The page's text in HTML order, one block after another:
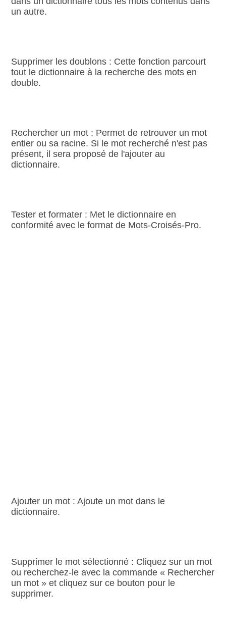
un autre.
Supprimer les doublons : Cette fonction parcourt
tout le dictionnaire à la recherche des mots en
double.
Rechercher un mot : Permet de retrouver un mot
entier ou sa racine. Si le mot recherché n'est pas
présent, il sera proposé de l'ajouter au
dictionnaire.
Tester et formater : Met le dictionnaire en
conformité avec le format de Mots‑Croisés‑Pro.
Ajouter un mot : Ajoute un mot dans le
dictionnaire.
Supprimer le mot sélectionné : Cliquez sur un mot
ou recherchez‑le avec la commande « Rechercher
un mot » et cliquez sur ce bouton pour le
supprimer.